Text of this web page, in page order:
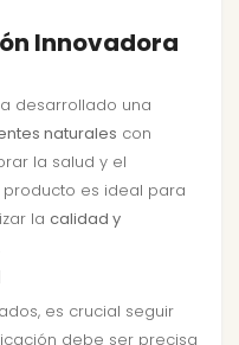
Innovadora
desarrollado una
naturales con
la salud y el
producto es ideal para
la calidad y
es crucial seguir
debe ser precisa